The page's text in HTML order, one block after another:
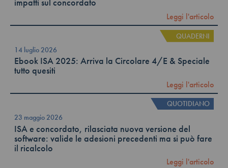
impatti sul concordato
Leggi l'articolo
QUADERNI
14 luglio 2026
Ebook ISA 2025: Arriva la Circolare 4/E & Speciale
tutto quesiti
Leggi l'articolo
QUOTIDIANO
23 maggio 2026
ISA e concordato, rilasciata nuova versione del
software: valide le adesioni precedenti ma si può fare
il ricalcolo
Leggi l'articolo